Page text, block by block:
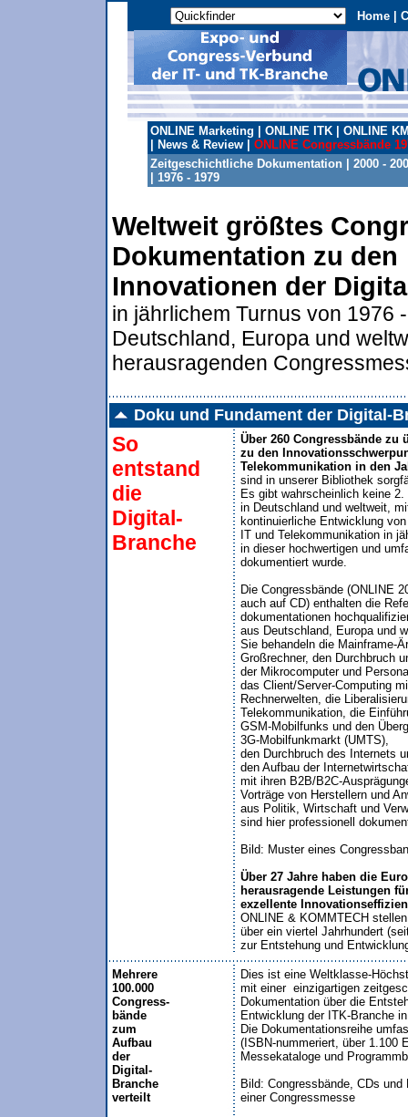
Home
ONLINE Marketing ONLINE ITK
ONLINE
News & Review
ONLINE Congressbände
Zeitgeschichtliche Dokumentation
2000 -
1976 - 1979
Weltweit größtes
Dokumentation zu den
Innovationen der
in jährlichem Turnus von 1976
Deutschland, Europa und
herausragenden
Doku und Fundament der Digital-
So
entstand
die
Digital-
Branche
Über 260 Congressbände zu
zu den
Telekommunikation in den
sind in unserer Bibliothek
Es gibt wahrscheinlich keine 2.
in Deutschland und weltweit,
kontinuierliche Entwicklung von
IT und Telekommunikation in
in dieser hochwertigen und
dokumentiert wurde.
Die Congressbände (ONLINE
auch auf CD) enthalten die
dokumentationen
aus Deutschland, Europa und
Sie behandeln die Mainframe-
Großrechner, den Durchbruch
der Mikrocomputer und
das Client/Server-Computing
Rechnerwelten, die
Telekommunikation, die
GSM-Mobilfunks und den
3G-Mobilfunkmarkt (UMTS),
den Durchbruch des Internets
den Aufbau der
mit ihren B2B/B2C-
Vorträge von Herstellern und
aus Politik, Wirtschaft und
sind hier professionell
Bild: Muster eines
Über 27 Jahre haben die
herausragende Leistungen
exzellente
ONLINE & KOMMTECH
über ein viertel Jahrhundert
Mehrere
100.000
Congress-
bände
zum
Aufbau
der
Digital-
Branche
verteilt
Dies ist eine Weltklasse-
mit einer  einzigartigen
Dokumentation über die
Entwicklung der ITK-Branche
Die Dokumentationsreihe
(ISBN-nummeriert, über 1.100
Messekataloge und
Bild: Congressbände, CDs und
einer Congressmesse